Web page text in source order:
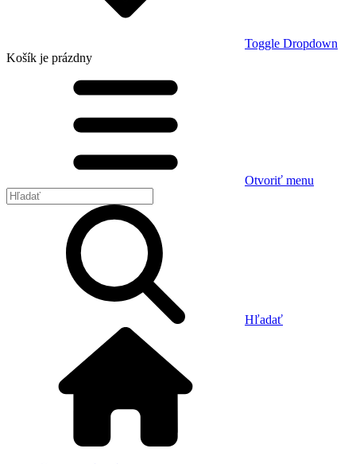
Toggle Dropdown
Košík je prázdny
Otvoriť menu
Hľadať